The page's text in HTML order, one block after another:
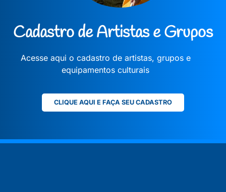
Cadastro de Artistas e Grupos
Acesse aqui o cadastro de artistas, grupos e
equipamentos culturais
CLIQUE AQUI E FAÇA SEU CADASTRO